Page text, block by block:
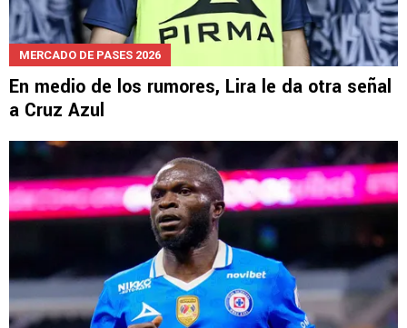
MERCADO DE PASES 2026
En medio de los rumores, Lira le da otra señal
a Cruz Azul